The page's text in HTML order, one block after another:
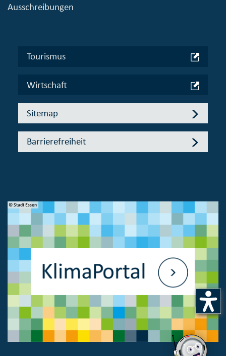
Ausschreibungen
Tourismus
Wirtschaft
Sitemap
Barrierefreiheit
© Stadt Essen